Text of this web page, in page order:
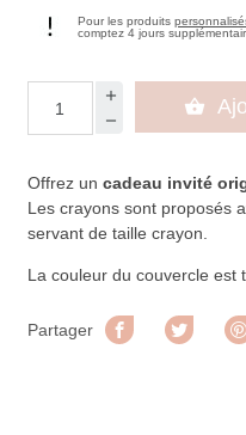
Pour les produits
comptez 4 jours

Offrez un cadeau invité
Les crayons sont proposés
servant de taille crayon.
La couleur du couvercle est
Partager Partager Tweet